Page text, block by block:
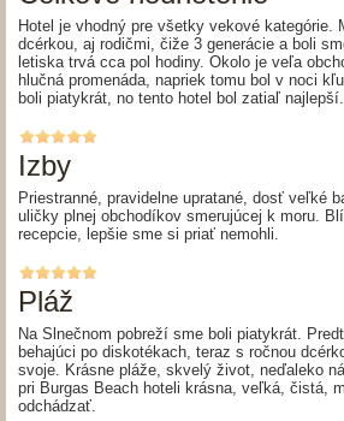
Hotel je vhodný pre všetky vekové kategórie.
dcérkou, aj rodičmi, čiže 3 generácie a boli
letiska trvá cca pol hodiny. Okolo je veľa
hlučná promenáda, napriek tomu bol v noci
boli piatykrát, no tento hotel bol zatiaľ najlepší.
Izby
Priestranné, pravidelne upratané, dosť veľké
uličky plnej obchodíkov smerujúcej k moru.
recepcie, lepšie sme si priať nemohli.
Pláž
Na Slnečnom pobreží sme boli piatykrát.
behajúci po diskotékach, teraz s ročnou
svoje. Krásne pláže, skvelý život, neďaleko
pri Burgas Beach hoteli krásna, veľká, čistá,
odchádzať.